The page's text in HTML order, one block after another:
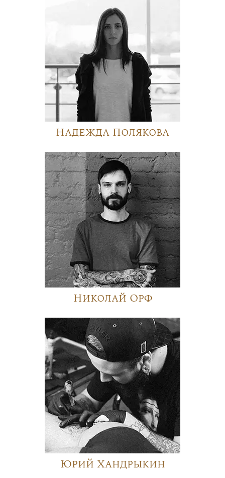
Надежда Полякова
Николай Орф
Юрий Хандрыкин